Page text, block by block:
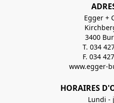
Egger +
3400
T. 034
F. 034
www.egger-
HORAIRES
Lundi -